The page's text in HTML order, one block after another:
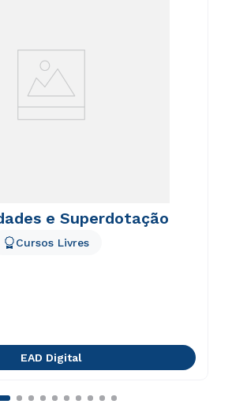
e Superdotação
Cursos Livres
EAD Digital